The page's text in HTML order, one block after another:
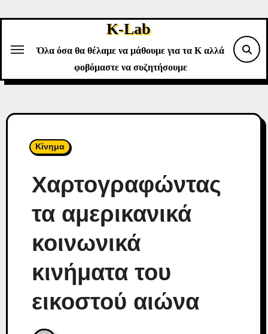
K-Lab
Όλα όσα θα θέλαμε να μάθουμε για τα Κ αλλά
φοβόμαστε να συζητήσουμε
Κίνημα
Χαρτογραφώντας
τα αμερικανικά
κοινωνικά
κινήματα του
εικοστού αιώνα